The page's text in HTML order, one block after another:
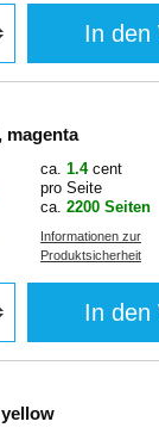
In den
Toner TN-245 M, magenta
ca. 1.4 cent
pro Seite
ca. 2200 Seiten
Informationen zur
Produktsicherheit
In den
Toner TN-241 Y, yellow